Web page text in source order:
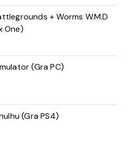
+ Worms W.M.D
One)
(Gra PC)
(Gra PS4)